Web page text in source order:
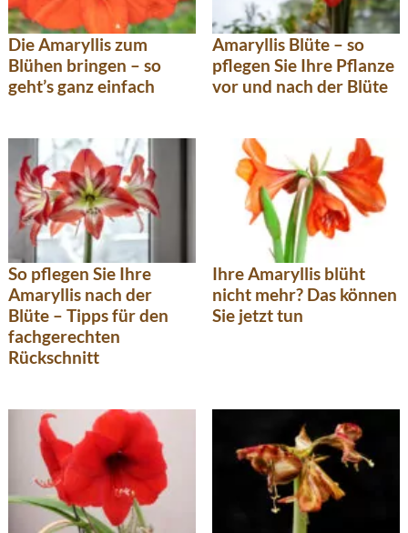
Die Amaryllis zum
Blühen bringen – so
geht’s ganz einfach
Amaryllis Blüte – so
pflegen Sie Ihre Pflanze
vor und nach der Blüte
So pflegen Sie Ihre
Amaryllis nach der
Blüte – Tipps für den
fachgerechten
Rückschnitt
Ihre Amaryllis blüht
nicht mehr? Das können
Sie jetzt tun